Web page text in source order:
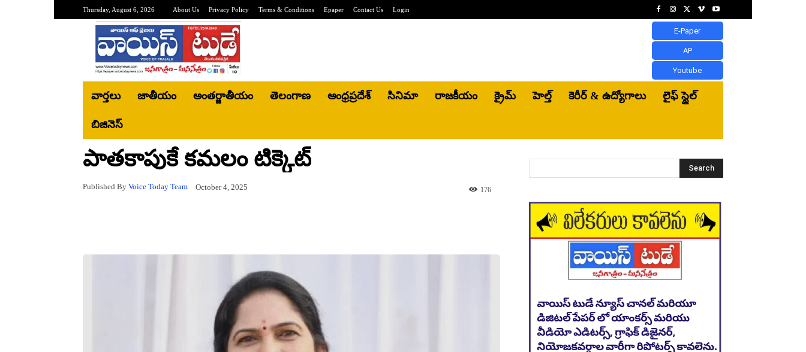
Thursday, August 6, 2026 About Us Privacy Policy Terms & Conditions Epaper Contact Us Login
E-Paper
AP
Youtube
వార్తలు జాతీయం అంతర్జాతీయం తెలంగాణ ఆంధ్రప్రదేశ్ సినిమా రాజకీయం క్రైమ్ హెల్త్‌ కెరీర్ & ఉద్యోగాలు లైఫ్ స్టైల్
బిజినెస్‌
పాతకాపుకే కమలం టిక్కెట్
Published By Voice Today Team October 4, 2025 176
Search